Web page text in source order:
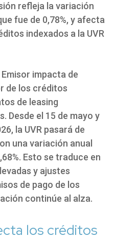
refleja la variación
fue de 0,78%, y afecta
indexados a la UVR
impacta de
de los créditos
de leasing
Desde el 15 de mayo y
la UVR pasará de
una variación anual
Esto se traduce en
y ajustes
de pago de los
continúe al alza.
los créditos